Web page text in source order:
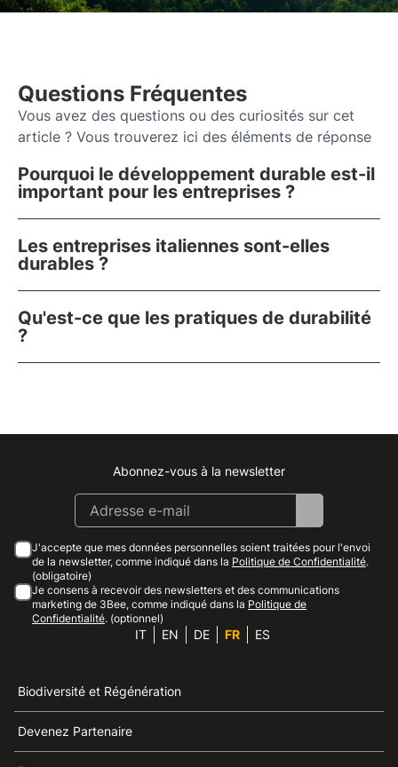
Questions Fréquentes
Vous avez des questions ou des curiosités sur cet
article ? Vous trouverez ici des éléments de réponse
Pourquoi le développement durable est-il
important pour les entreprises ?
Les entreprises italiennes sont-elles
durables ?
Qu'est-ce que les pratiques de durabilité
?
Instagram
Facebook
Linkedin
Youtube
Abonnez-vous à la newsletter
J'accepte que mes données personnelles soient traitées pour l'envoi
de la newsletter, comme indiqué dans la Politique de Confidentialité.
(obligatoire)
Je consens à recevoir des newsletters et des communications
marketing de 3Bee, comme indiqué dans la Politique de
Confidentialité. (optionnel)
IT EN DE FR ES
Biodiversité et Régénération
Devenez Partenaire